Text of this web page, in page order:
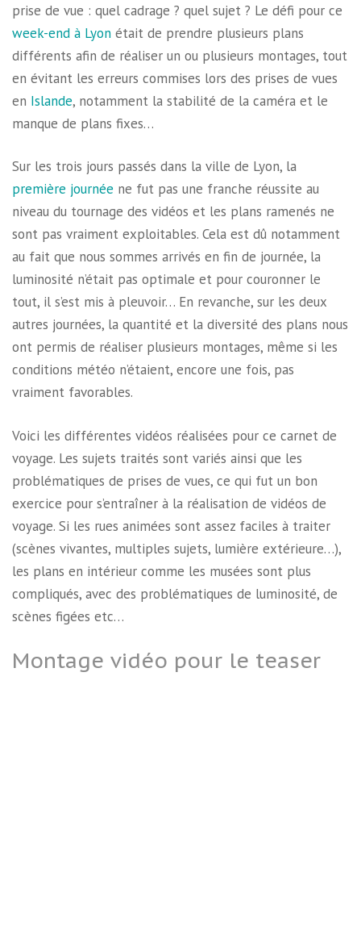
prise de vue : quel cadrage ? quel sujet ? Le défi pour ce
week-end à Lyon était de prendre plusieurs plans
différents afin de réaliser un ou plusieurs montages, tout
en évitant les erreurs commises lors des prises de vues
en Islande, notamment la stabilité de la caméra et le
manque de plans fixes…
Sur les trois jours passés dans la ville de Lyon, la
première journée ne fut pas une franche réussite au
niveau du tournage des vidéos et les plans ramenés ne
sont pas vraiment exploitables. Cela est dû notamment
au fait que nous sommes arrivés en fin de journée, la
luminosité n’était pas optimale et pour couronner le
tout, il s’est mis à pleuvoir… En revanche, sur les deux
autres journées, la quantité et la diversité des plans nous
ont permis de réaliser plusieurs montages, même si les
conditions météo n’étaient, encore une fois, pas
vraiment favorables.
Voici les différentes vidéos réalisées pour ce carnet de
voyage. Les sujets traités sont variés ainsi que les
problématiques de prises de vues, ce qui fut un bon
exercice pour s’entraîner à la réalisation de vidéos de
voyage. Si les rues animées sont assez faciles à traiter
(scènes vivantes, multiples sujets, lumière extérieure…),
les plans en intérieur comme les musées sont plus
compliqués, avec des problématiques de luminosité, de
scènes figées etc…
Montage vidéo pour le teaser